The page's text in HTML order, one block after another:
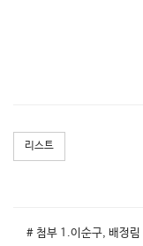
리스트
# 첨부 1.이순구, 배정